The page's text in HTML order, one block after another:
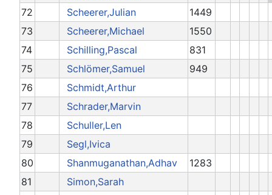
72
Scheerer,Julian
1449
73
Scheerer,Michael
1550
74
Schilling,Pascal
831
75
Schlömer,Samuel
949
76
Schmidt,Arthur
77
Schrader,Marvin
78
Schuller,Len
79
Segl,Ivica
80
Shanmuganathan,Adhav
1283
81
Simon,Sarah